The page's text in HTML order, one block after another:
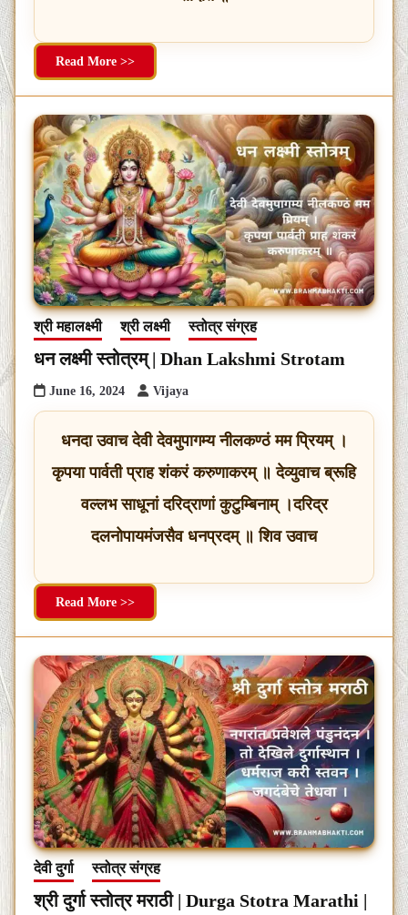
Read More >>
श्री महालक्ष्मी श्री लक्ष्मी स्तोत्र संग्रह
धन लक्ष्मी स्तोत्रम् | Dhan Lakshmi Strotam
June 16, 2024 Vijaya
धनदा उवाच देवी देवमुपागम्य नीलकण्ठं मम प्रियम् ।
कृपया पार्वती प्राह शंकरं करुणाकरम् ॥ देव्युवाच ब्रूहि
वल्लभ साधूनां दरिद्राणां कुटुम्बिनाम् ।दरिद्र
दलनोपायमंजसैव धनप्रदम् ॥ शिव उवाच
Read More >>
देवी दुर्गा स्तोत्र संग्रह
श्री दुर्गा स्तोत्र मराठी | Durga Stotra Marathi |